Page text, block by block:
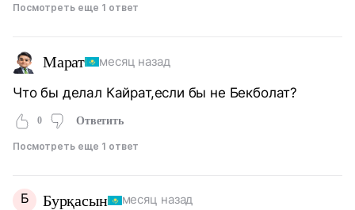
Посмотреть еще 1 ответ
Марат месяц назад
Что бы делал Кайрат,если бы не Бекболат?
0 Ответить
Посмотреть еще 1 ответ
Б Бурқасын месяц назад